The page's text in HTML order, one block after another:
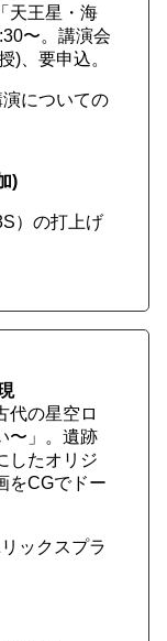
天王星・海
〜。講演会
)、要申込。
についての
)
）の打上げ
代の星空ロ
〜」。遺跡
したオリジ
をCGでドー
ックスプラ